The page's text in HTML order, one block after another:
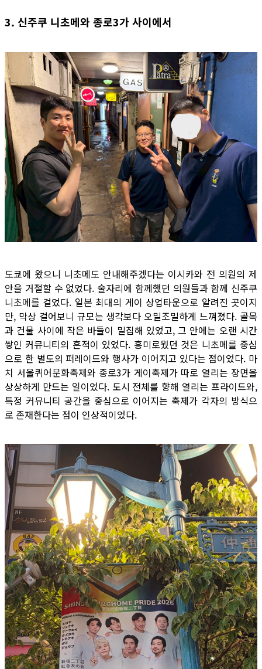
3. 신주쿠 니초메와 종로3가 사이에서
도쿄에 왔으니 니초메도 안내해주겠다는 이시카와 전 의원의 제
안을 거절할 수 없었다. 술자리에 함께했던 의원들과 함께 신주쿠
니초메를 걸었다. 일본 최대의 게이 상업타운으로 알려진 곳이지
만, 막상 걸어보니 규모는 생각보다 오밀조밀하게 느껴졌다. 골목
과 건물 사이에 작은 바들이 밀집해 있었고, 그 안에는 오랜 시간
쌓인 커뮤니티의 흔적이 있었다. 흥미로웠던 것은 니초메를 중심
으로 한 별도의 퍼레이드와 행사가 이어지고 있다는 점이었다. 마
치 서울퀴어문화축제와 종로3가 게이축제가 따로 열리는 장면을
상상하게 만드는 일이었다. 도시 전체를 향해 열리는 프라이드와,
특정 커뮤니티 공간을 중심으로 이어지는 축제가 각자의 방식으
로 존재한다는 점이 인상적이었다.